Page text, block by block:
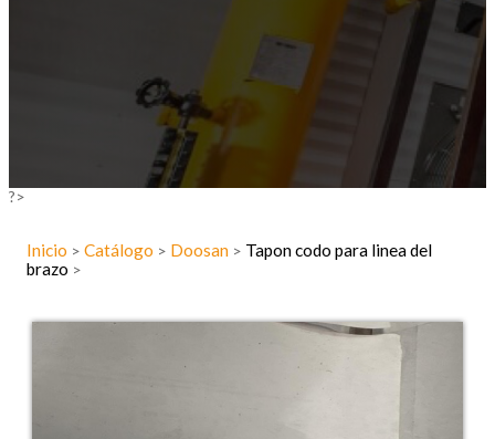
?>
Inicio > Catálogo > Doosan > Tapon codo para linea del
brazo >